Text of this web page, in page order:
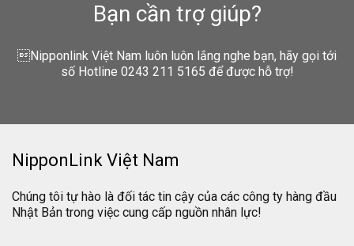
Bạn cần trợ giúp?
Nipponlink Việt Nam luôn luôn lắng nghe bạn, hãy gọi tới
số Hotline 0243 211 5165 để được hỗ trợ!
NipponLink Việt Nam
Chúng tôi tự hào là đối tác tin cậy của các công ty hàng đầu
Nhật Bản trong việc cung cấp nguồn nhân lực!